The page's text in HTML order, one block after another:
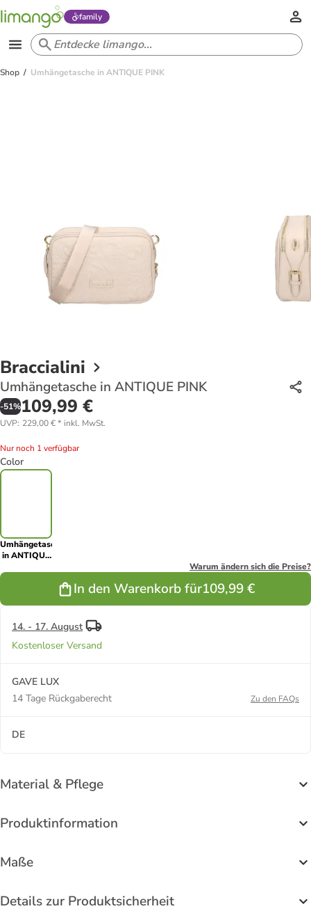
family
Shop Umhängetasche in ANTIQUE PINK
Braccialini
Umhängetasche in ANTIQUE PINK
-51%109,99 €
UVP: 229,00 €* inkl. MwSt.
Nur noch 1 verfügbar
Color
Umhängetasche
in ANTIQUE
Warum ändern sich die Preise?
In den Warenkorb für109,99 €
14. - 17. August
Kostenloser Versand
GAVE LUX
14 Tage Rückgaberecht
Zu den FAQs
DE
Material & Pflege
Produktinformation
Maße
Details zur Produktsicherheit